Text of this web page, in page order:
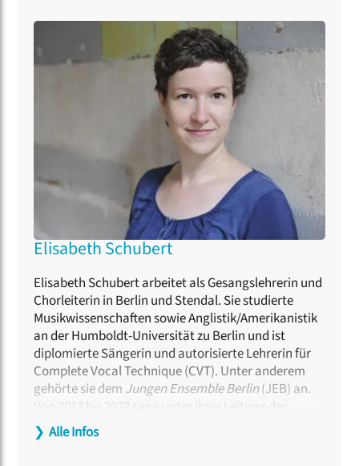
Vokalmagazin“. Sie schreibt für diverse
Musikmagazine und Zeitungen, darunter „Berliner
Morgenpost“, „nmz“ und „Das Orchester“, gibt
Seminare an Universitäten und lebt mit ihrer Familie
in Berlin. Als Mitglied des Internationalen
Arbeitskreis Frau und Musik ist sie im Forum für
Elisabeth Schubert
Elisabeth Schubertarbeitet als Gesangslehrerin und
Chorleiterin in Berlin und Stendal. Sie studierte
Musikwissenschaften sowie Anglistik/Amerikanistik
an der Humboldt-Universität zu Berlin und ist
diplomierte Sängerin und autorisierte Lehrerin für
Complete Vocal Technique (CVT). Unter anderem
gehörte sie dem Jungen Ensemble Berlin(JEB) an.
Von 2013 bis 2022 sang unter ihrer Leitung der
Postchor Berlin
Frauenchor
❯ Alle Infos